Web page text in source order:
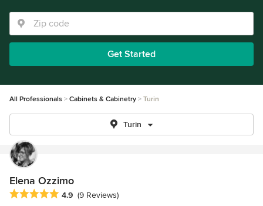
Get Started
All Professionals Cabinets & Cabinetry Turin
Turin
Elena Ozzimo
Average rating: 4.9 out of 5 stars
4.9 (9 Reviews)